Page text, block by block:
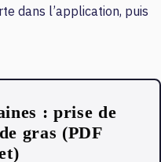
dans l’application, puis
: prise de
gras (PDF